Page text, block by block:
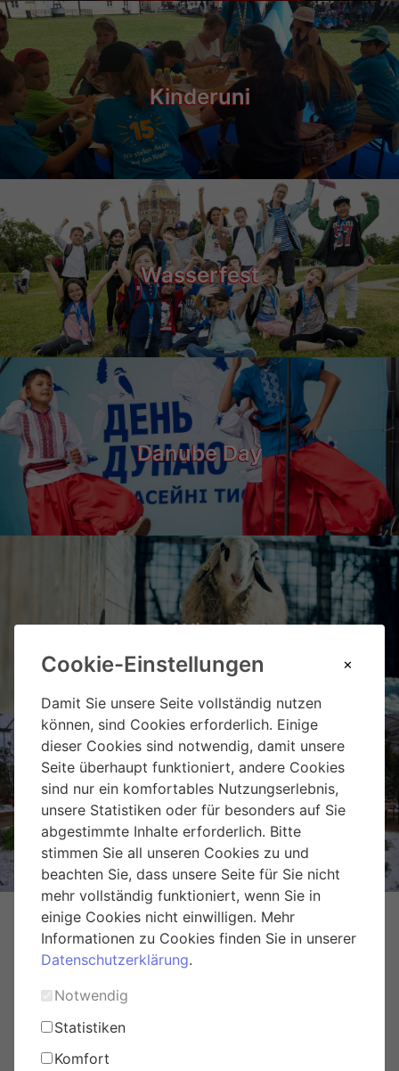
Cookie-Einstellungen
Damit Sie unsere Seite vollständig nutzen
können, sind Cookies erforderlich. Einige
dieser Cookies sind notwendig, damit unsere
Seite überhaupt funktioniert, andere Cookies
sind nur ein komfortables Nutzungserlebnis,
unsere Statistiken oder für besonders auf Sie
abgestimmte Inhalte erforderlich. Bitte
stimmen Sie all unseren Cookies zu und
beachten Sie, dass unsere Seite für Sie nicht
mehr vollständig funktioniert, wenn Sie in
einige Cookies nicht einwilligen. Mehr
Informationen zu Cookies finden Sie in unserer
Datenschutzerklärung.
Notwendig
Statistiken
Komfort
Kinderuni
Wasserfest
Danube Day
Landgut Wien Cobenzl
Weihnachtsmarkt Hirschstetten